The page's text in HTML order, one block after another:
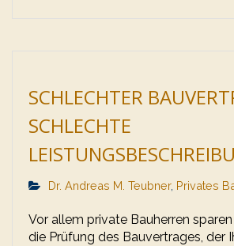
SCHLECHTER
SCHLECHTE
Dr. Andreas M. Teubner, Privates
Vor allem private Bauherren
die Prüfung des Bauvertrages, der